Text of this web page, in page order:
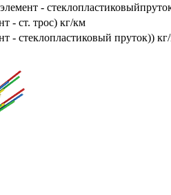
-
- ст. трос) кг/км
- стеклопластиковый пруток))